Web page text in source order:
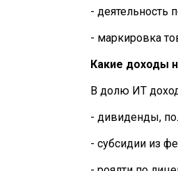
- деятельность
- маркировка
Какие доходы
В долю ИТ
- дивиденды,
- субсидии из